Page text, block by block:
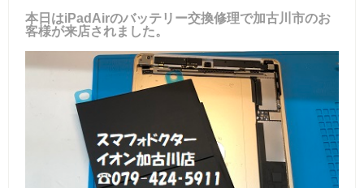
本日はiPadAirのバッテリー交換修理で加古川市のお
客様が来店されました。